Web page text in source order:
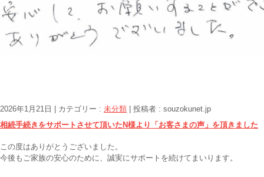
2026年1月21日 | カテゴリー : 未分類 | 投稿者 : souzokunet.jp
相続手続きをサポートさせて頂いたN様より「お客さまの声」を頂きました
この度はありがとうございました。
今後もご家族の安心のために、誠実にサポートを続けてまいります。